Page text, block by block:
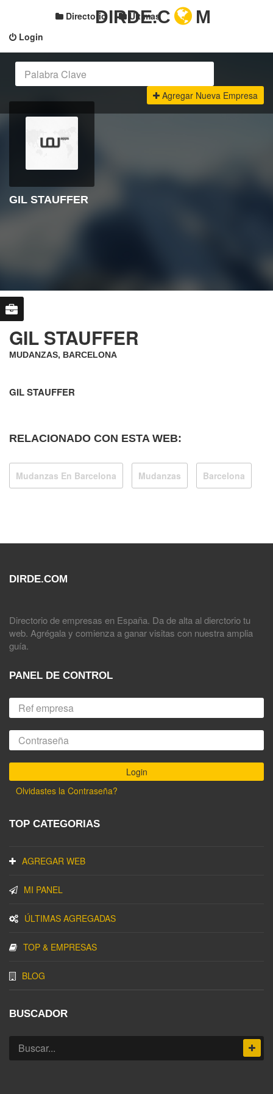
Login
Directorio Últimas
DIRDE.C M
Agregar Nueva Empresa
GIL STAUFFER
GIL STAUFFER
MUDANZAS, BARCELONA
GIL STAUFFER
RELACIONADO CON ESTA WEB:
Mudanzas En Barcelona Mudanzas Barcelona
DIRDE.COM
Directorio de empresas en España. Da de alta al dierctorio tu
web. Agrégala y comienza a ganar visitas con nuestra amplia
guía.
PANEL DE CONTROL
Olvidastes la Contraseña?
TOP CATEGORIAS
AGREGAR WEB
MI PANEL
ÚLTIMAS AGREGADAS
TOP & EMPRESAS
BLOG
BUSCADOR